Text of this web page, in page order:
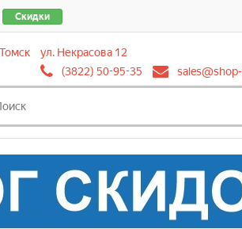
Скидки
Томск
ул. Некрасова 12
(3822) 50-95-35